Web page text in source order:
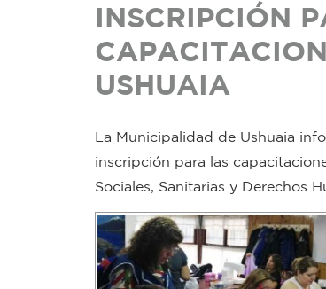
INSCRIPCIÓN
USHUAIA
La Municipalidad de Ushuaia
inscripción para las
Sociales, Sanitarias y Derechos